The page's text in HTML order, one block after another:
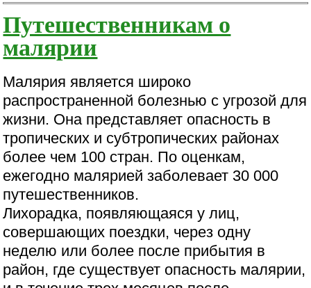
Путешественникам о
малярии
Малярия является широко
распространенной болезнью с угрозой для
жизни. Она представляет опасность в
тропических и субтропических районах
более чем 100 стран. По оценкам,
ежегодно малярией заболевает 30 000
путешественников.
Лихорадка, появляющаяся у лиц,
совершающих поездки, через одну
неделю или более после прибытия в
район, где существует опасность малярии,